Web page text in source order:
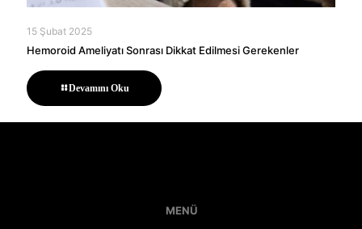
15 Şubat 2025
Hemoroid Ameliyatı Sonrası Dikkat Edilmesi Gerekenler
Devamını Oku
MENÜ